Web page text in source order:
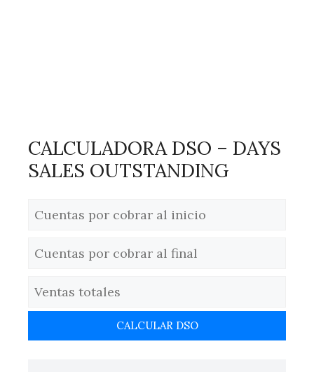
CALCULADORA DSO – DAYS
SALES OUTSTANDING
CALCULAR DSO